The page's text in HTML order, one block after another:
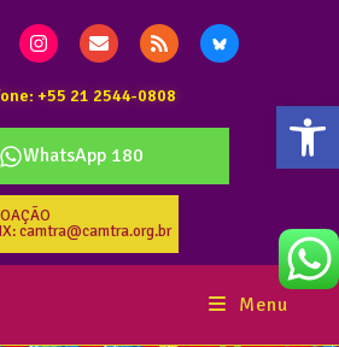
+55 21 2544-0808
WhatsApp 180
camtra@camtra.org.br
Menu